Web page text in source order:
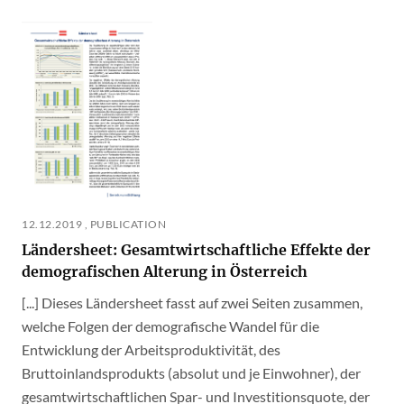
12.12.2019 , PUBLICATION
Ländersheet: Gesamtwirtschaftliche Effekte der
demografischen Alterung in Österreich
[...] Dieses Ländersheet fasst auf zwei Seiten zusammen,
welche Folgen der demografische Wandel für die
Entwicklung der Arbeitsproduktivität, des
Bruttoinlandsprodukts (absolut und je Einwohner), der
gesamtwirtschaftlichen Spar- und Investitionsquote, der